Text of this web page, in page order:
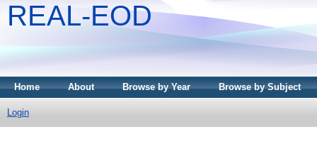
REAL-EOD
Home About Browse by Year Browse by Subject
Login